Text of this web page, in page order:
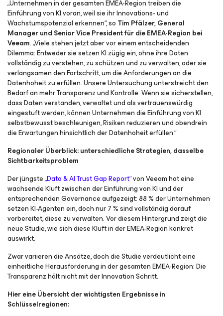
„Unternehmen in der gesamten EMEA-Region treiben die
Einführung von KI voran, weil sie ihr Innovations- und
Wachstumspotenzial erkennen“, so Tim Pfälzer, General
Manager und Senior Vice President für die EMEA-Region bei
Veeam. „Viele stehen jetzt aber vor einem entscheidenden
Dilemma: Entweder sie setzen KI zügig ein, ohne ihre Daten
vollständig zu verstehen, zu schützen und zu verwalten, oder sie
verlangsamen den Fortschritt, um die Anforderungen an die
Datenhoheit zu erfüllen. Unsere Untersuchung unterstreicht den
Bedarf an mehr Transparenz und Kontrolle. Wenn sie sicherstellen,
dass Daten verstanden, verwaltet und als vertrauenswürdig
eingestuft werden, können Unternehmen die Einführung von KI
selbstbewusst beschleunigen, Risiken reduzieren und obendrein
die Erwartungen hinsichtlich der Datenhoheit erfüllen.“
Regionaler Überblick: unterschiedliche Strategien, dasselbe
Sichtbarkeitsproblem
Der jüngste„Data & AI Trust Gap Report“von Veeam hat eine
wachsende Kluft zwischen der Einführung von KI und der
entsprechenden Governance aufgezeigt: 88 % der Unternehmen
setzen KI-Agenten ein, doch nur 7 % sind vollständig darauf
vorbereitet, diese zu verwalten. Vor diesem Hintergrund zeigt die
neue Studie, wie sich diese Kluft in der EMEA-Region konkret
auswirkt.
Zwar variieren die Ansätze, doch die Studie verdeutlicht eine
einheitliche Herausforderung in der gesamten EMEA-Region: Die
Transparenz hält nicht mit der Innovation Schritt.
Hier eine Übersicht der wichtigsten Ergebnisse in
Schlüsselregionen: